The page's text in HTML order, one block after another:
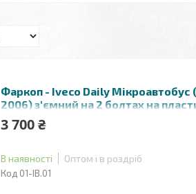
Фаркоп - Iveco Daily Мікроавтобус
2006) з'ємний на 2 болтах на
3 700 ₴
В наявності Оптом і в роздріб
01-ІВ.01